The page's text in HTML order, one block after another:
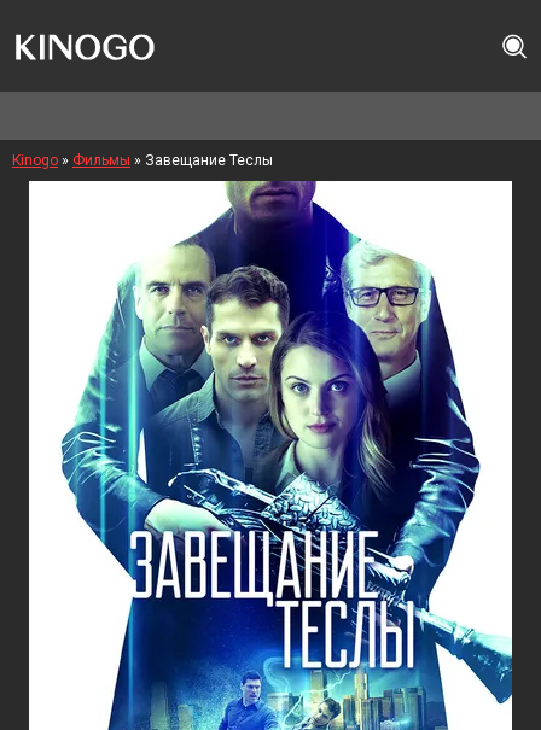
Kinogo » Фильмы » Завещание Теслы